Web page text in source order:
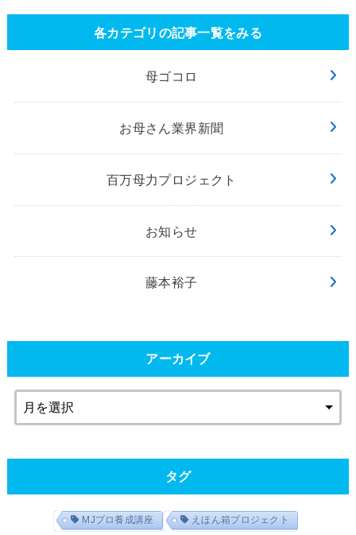
各カテゴリの記事一覧をみる
母ゴコロ
お母さん業界新聞
百万母力プロジェクト
お知らせ
藤本裕子
アーカイブ
タグ
MJプロ養成講座 えほん箱プロジェクト